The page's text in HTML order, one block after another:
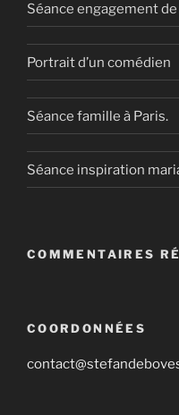
Séance engagement
Portrait d’un comédien
Séance famille à Paris.
Séance inspiration
COMMENTAIRES
COORDONNÉES